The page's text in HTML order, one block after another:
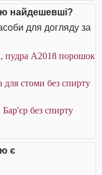
найдешевші?
для догляду за
пудра A2018 порошок
для стоми без спирту
без спирту
є